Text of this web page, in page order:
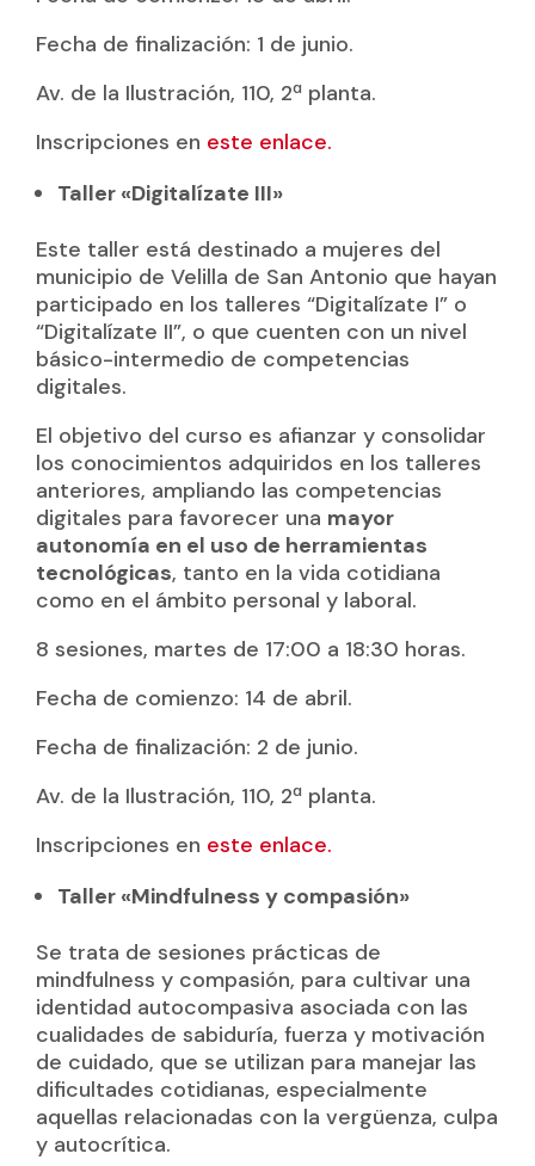
Fecha de finalización: 1 de junio.
Av. de la Ilustración, 110, 2ª planta.
Inscripciones en este enlace.
Taller «Digitalízate III»
Este taller está destinado a mujeres del
municipio de Velilla de San Antonio que hayan
participado en los talleres “Digitalízate I” o
“Digitalízate II”, o que cuenten con un nivel
básico-intermedio de competencias
digitales.
El objetivo del curso es afianzar y consolidar
los conocimientos adquiridos en los talleres
anteriores, ampliando las competencias
digitales para favorecer una mayor
autonomía en el uso de herramientas
tecnológicas, tanto en la vida cotidiana
como en el ámbito personal y laboral.
8 sesiones, martes de 17:00 a 18:30 horas.
Fecha de comienzo: 14 de abril.
Fecha de finalización: 2 de junio.
Av. de la Ilustración, 110, 2ª planta.
Inscripciones en este enlace.
Taller «Mindfulness y compasión»
Se trata de sesiones prácticas de
mindfulness y compasión, para cultivar una
identidad autocompasiva asociada con las
cualidades de sabiduría, fuerza y motivación
de cuidado, que se utilizan para manejar las
dificultades cotidianas, especialmente
aquellas relacionadas con la vergüenza, culpa
y autocrítica.